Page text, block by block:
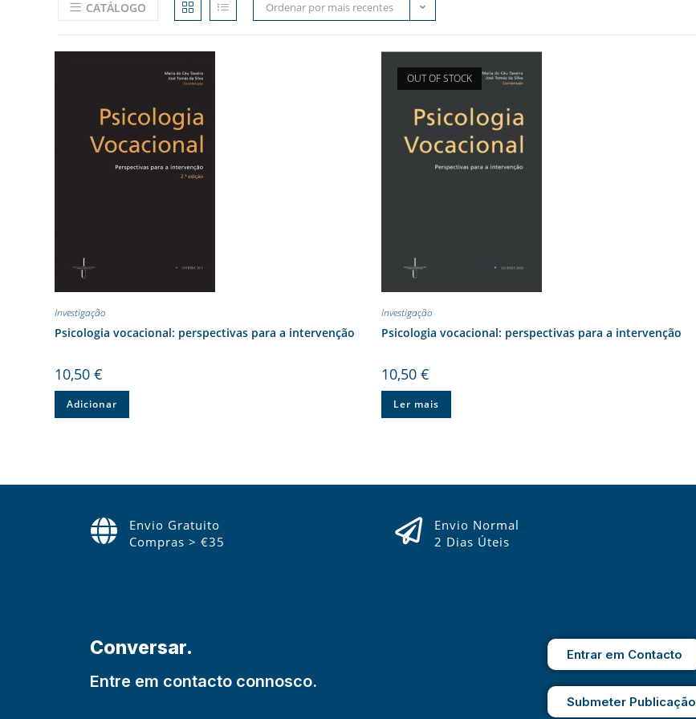
CATÁLOGO Ordenar por mais recentes
Investigação
Psicologia vocacional: perspectivas para a intervenção
10,50€
Adicionar
OUT OF STOCK
Investigação
Psicologia vocacional: perspectivas para a intervenção
10,50 €
Ler mais
Envio Gratuito
Compras > €35
Envio Normal
2 Dias Úteis
Conversar.
Entre em contacto connosco.
Entrar em Contacto
Submeter Publicação